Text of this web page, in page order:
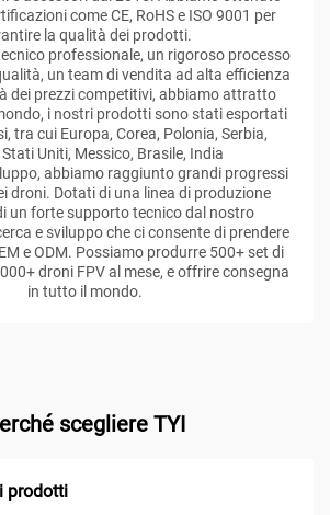
come CE, RoHS e ISO 9001 per
la qualità dei prodotti.
professionale, un rigoroso processo
un team di vendita ad alta efficienza
dei prezzi competitivi, abbiamo attratto
i nostri prodotti sono stati esportati
tra cui Europa, Corea, Polonia, Serbia,
Uniti, Messico, Brasile, India
abbiamo raggiunto grandi progressi
droni. Dotati di una linea di produzione
un forte supporto tecnico dal nostro
e sviluppo che ci consente di prendere
e ODM. Possiamo produrre 500+ set di
droni FPV al mese, e offrire consegna
in tutto il mondo.
scegliere TYI
prodotti